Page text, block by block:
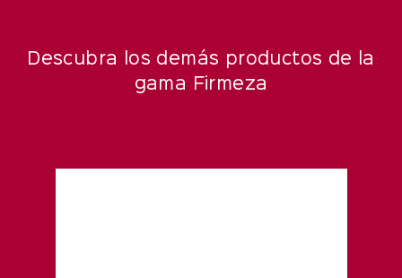
Descubra los demás productos de la
gama Firmeza